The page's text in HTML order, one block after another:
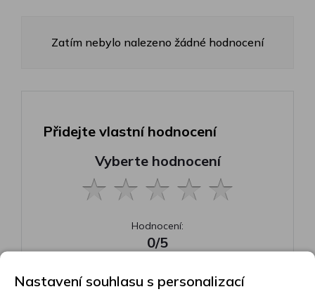
Zatím nebylo nalezeno žádné hodnocení
Přidejte vlastní hodnocení
Vyberte hodnocení
Hodnocení:
0/5
Nastavení souhlasu s personalizací